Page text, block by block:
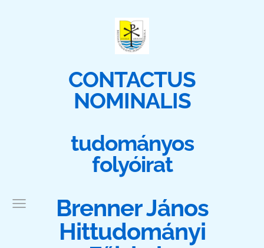
CONTACTUS
NOMINALIS
tudományos
folyóirat
Brenner János
Hittudományi